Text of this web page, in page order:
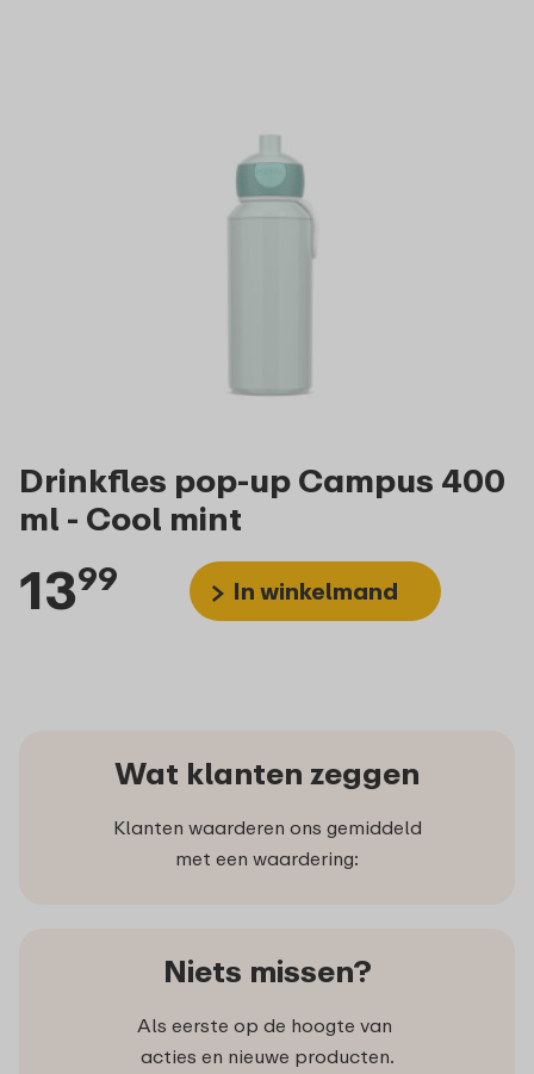
Drinkfles pop-up Campus 400
ml - Cool mint
1399 In winkelmand
Wat klanten zeggen
Klanten waarderen ons gemiddeld
met een waardering:
Niets missen?
Als eerste op de hoogte van
acties en nieuwe producten.